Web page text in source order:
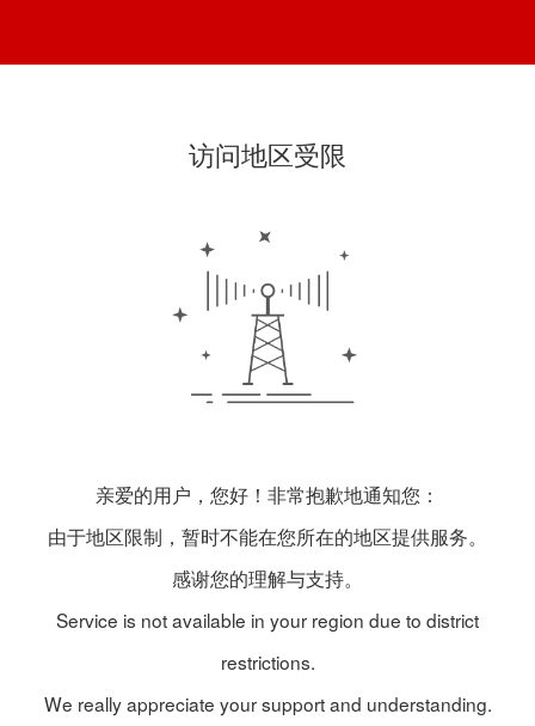
访问地区受限
亲爱的用户，您好！非常抱歉地通知您：
由于地区限制，暂时不能在您所在的地区提供服务。
感谢您的理解与支持。
Service is not available in your region due to district
restrictions.
We really appreciate your support and understanding.